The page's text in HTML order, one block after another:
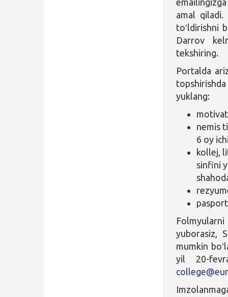
amal
toʻldirishni
Darrov
tekshiring.
Portalda
yuklang:
nemis
6 oy
kollej,
sinfini
yuborasiz,
mumkin
yil 20-